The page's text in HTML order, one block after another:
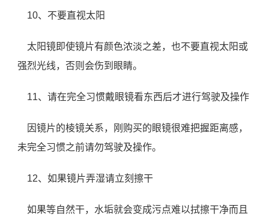
10、不要直视太阳
太阳镜即使镜片有颜色浓淡之差，也不要直视太阳或
强烈光线，否则会伤到眼睛。
11、请在完全习惯戴眼镜看东西后才进行驾驶及操作
因镜片的棱镜关系，刚购买的眼镜很难把握距离感，
未完全习惯之前请勿驾驶及操作。
12、如果镜片弄湿请立刻擦干
如果等自然干，水垢就会变成污点难以拭擦干净而且